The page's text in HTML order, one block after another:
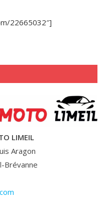
22665032″]
LIMEIL
Aragon
Brévanne